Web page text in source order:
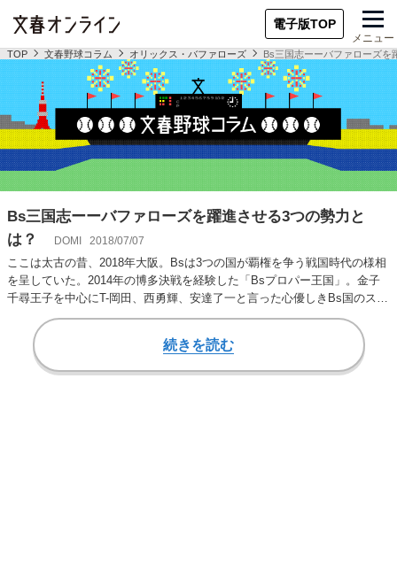
電子版TOP
メニュー
TOP 文春野球コラム オリックス・バファローズ Bs三国志ーーバファローズを
Bs三国志ーーバファローズを躍進させる3つの勢力と
は？
DOMI 2018/07/07
ここは太古の昔、2018年大阪。Bsは3つの国が覇権を争う戦国時代の様相
を呈していた。2014年の博多決戦を経験した「Bsプロパー王国」。金子
千尋王子を中心にT-岡田、西勇輝、安達了一と言った心優しきBs国のスタ
続きを読む